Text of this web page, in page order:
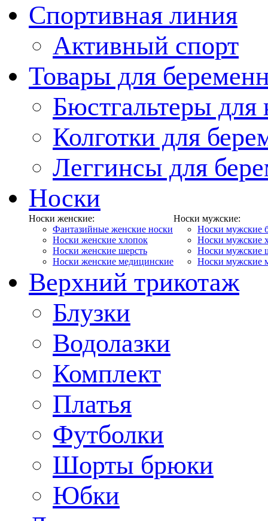
Спортивная линия
Активный спорт
Товары для
Бюстгальтеры
Колготки для
Леггинсы для
Носки
Носки женские:
Фантазийные женские носки
Носки женские хлопок
Носки женские шерсть
Носки женские медицинские
Носки мужские:
Носки мужские
Носки мужские
Носки мужские
Носки мужские
Верхний трикотаж
Блузки
Водолазки
Комплект
Платья
Футболки
Шорты брюки
Юбки